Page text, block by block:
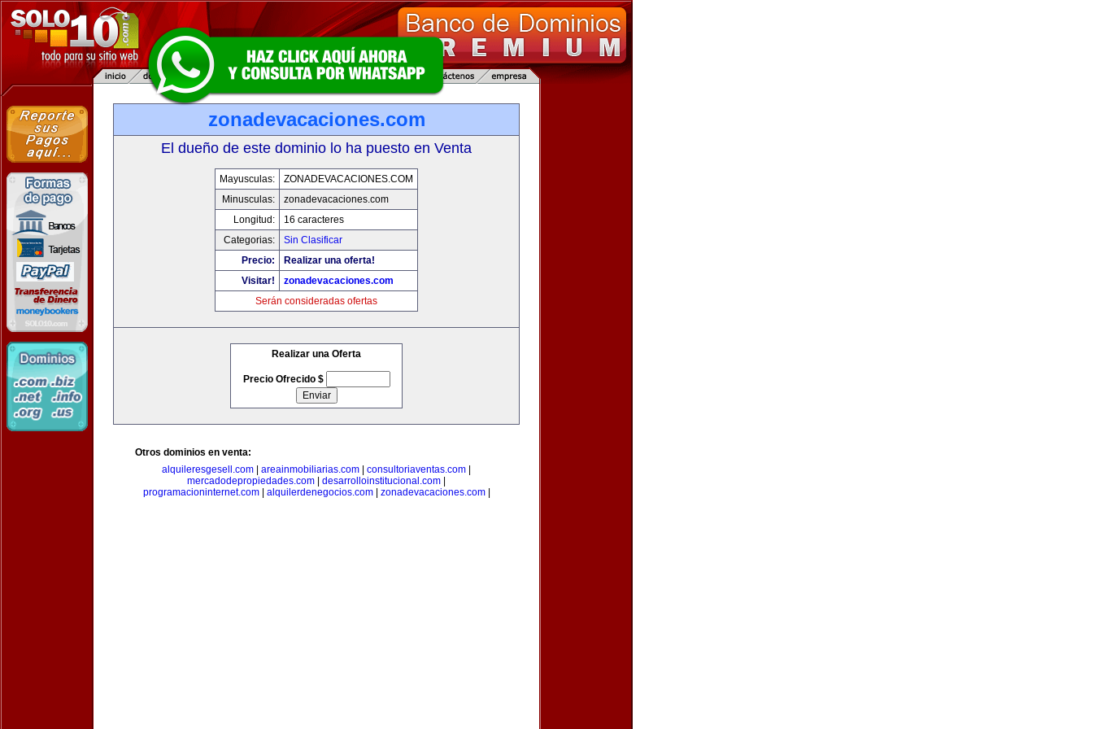
zonadevacaciones.com
El dueño de este dominio lo ha puesto en Venta
Mayusculas:
ZONADEVACACIONES.COM
Minusculas:
zonadevacaciones.com
Longitud:
16 caracteres
Categorias:
Sin Clasificar
Precio:
Realizar una oferta!
Visitar!
zonadevacaciones.com
Serán consideradas ofertas
Realizar una Oferta
Precio Ofrecido $
Otros dominios en venta:
alquileresgesell.com
areainmobiliarias.com consultoriaventas.com
mercadodepropiedades.com
desarrolloinstitucional.com
programacioninternet.com| alquilerdenegocios.com| zonadevacaciones.com|